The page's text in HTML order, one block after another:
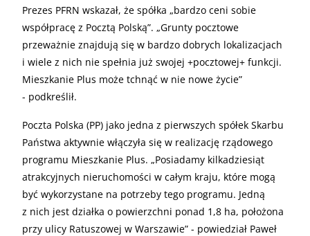
Prezes PFRN wskazał, że spółka „bardzo ceni sobie
współpracę z Pocztą Polską”. „Grunty pocztowe
przeważnie znajdują się w bardzo dobrych lokalizacjach
i wiele z nich nie spełnia już swojej +pocztowej+ funkcji.
Mieszkanie Plus może tchnąć w nie nowe życie”
- podkreślił.
Poczta Polska (PP) jako jedna z pierwszych spółek Skarbu
Państwa aktywnie włączyła się w realizację rządowego
programu Mieszkanie Plus. „Posiadamy kilkadziesiąt
atrakcyjnych nieruchomości w całym kraju, które mogą
być wykorzystane na potrzeby tego programu. Jedną
z nich jest działka o powierzchni ponad 1,8 ha, położona
przy ulicy Ratuszowej w Warszawie” - powiedział Paweł